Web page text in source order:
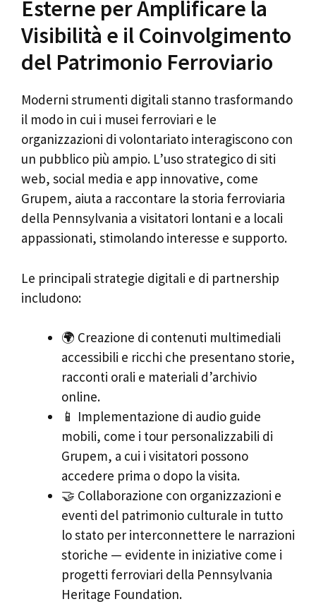
Esterne per Amplificare la
Visibilità e il Coinvolgimento
del Patrimonio Ferroviario
Moderni strumenti digitali stanno trasformando
il modo in cui i musei ferroviari e le
organizzazioni di volontariato interagiscono con
un pubblico più ampio. L’uso strategico di siti
web, social media e app innovative, come
Grupem, aiuta a raccontare la storia ferroviaria
della Pennsylvania a visitatori lontani e a locali
appassionati, stimolando interesse e supporto.
Le principali strategie digitali e di partnership
includono:
🌍 Creazione di contenuti multimediali
accessibili e ricchi che presentano storie,
racconti orali e materiali d’archivio
online.
📱 Implementazione di audio guide
mobili, come i tour personalizzabili di
Grupem, a cui i visitatori possono
accedere prima o dopo la visita.
🤝 Collaborazione con organizzazioni e
eventi del patrimonio culturale in tutto
lo stato per interconnettere le narrazioni
storiche — evidente in iniziative come i
progetti ferroviari della Pennsylvania
Heritage Foundation.